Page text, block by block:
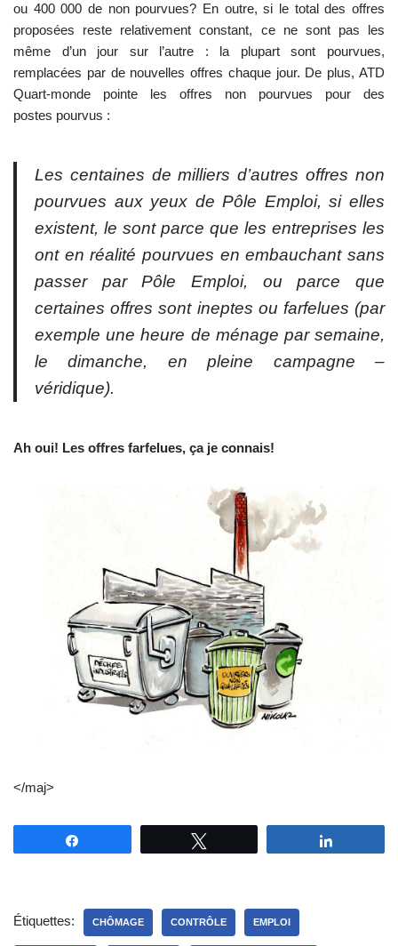
ou 400 000 de non pourvues? En outre, si le total des offres
proposées reste relativement constant, ce ne sont pas les
même d’un jour sur l’autre : la plupart sont pourvues,
remplacées par de nouvelles offres chaque jour. De plus, ATD
Quart-monde pointe les offres non pourvues pour des
postes pourvus :
Les centaines de milliers d’autres offres non
pourvues aux yeux de Pôle Emploi, si elles
existent, le sont parce que les entreprises les
ont en réalité pourvues en embauchant sans
passer par Pôle Emploi, ou parce que
certaines offres sont ineptes ou farfelues (par
exemple une heure de ménage par semaine,
le dimanche, en pleine campagne –
véridique).
Ah oui! Les offres farfelues, ça je connais!
</maj>
Étiquettes: CHÔMAGE CONTRÔLE EMPLOI